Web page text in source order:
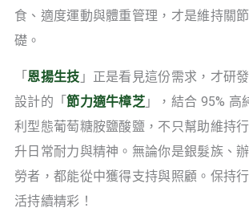
食、適度運動與體重管理，才是維持關
礎。
「 恩揚生技 」正是看見這份需求，才研
設計的「節力適牛樟芝 」，結合 95% 高
利型態葡萄糖胺鹽酸鹽，不只幫助維持
升日常耐力與精神。無論你是銀髮族、
勞者，都能從中獲得支持與照顧。保持
活持續精彩！